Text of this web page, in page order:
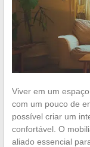
Viver em um
com um pouco de
possível criar um
confortável. O
aliado essencial